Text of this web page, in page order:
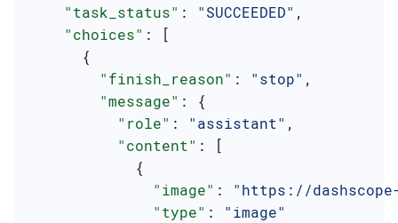
    "task_status"
: "SUCCEEDED" ,
    "choices"
: [
      {
        "finish_reason"
: "stop" ,
        "message"
: {
          "role"
: "assistant" ,
          "content"
: [
            {
              "image"
: "https://
              "type"
: "image"